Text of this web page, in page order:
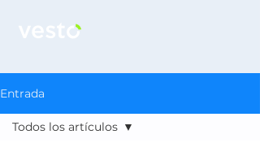
Entrada
Todos los artículos